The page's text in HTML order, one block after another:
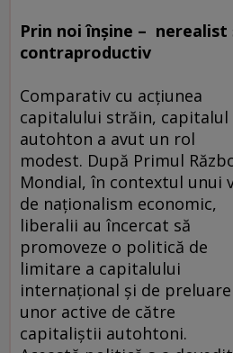
Prin noi înşine – nerealist
contraproductiv
Comparativ cu acţiunea
capitalului străin, capitalul
autohton a avut un rol
modest. După Primul
Mondial, în contextul unui
de naţionalism economic,
liberalii au încercat să
promoveze o politică de
limitare a capitalului
internaţional şi de preluare
unor active de către
capitaliştii autohtoni.